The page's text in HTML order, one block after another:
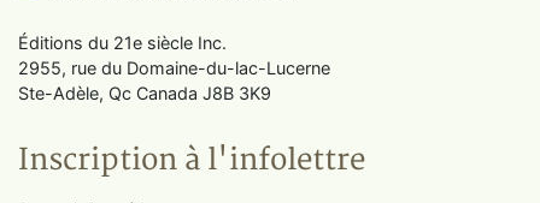
Éditions du 21e siècle Inc.
2955, rue du Domaine-du-lac-Lucerne
Ste-Adèle, Qc Canada J8B 3K9
Inscription à l'infolettre